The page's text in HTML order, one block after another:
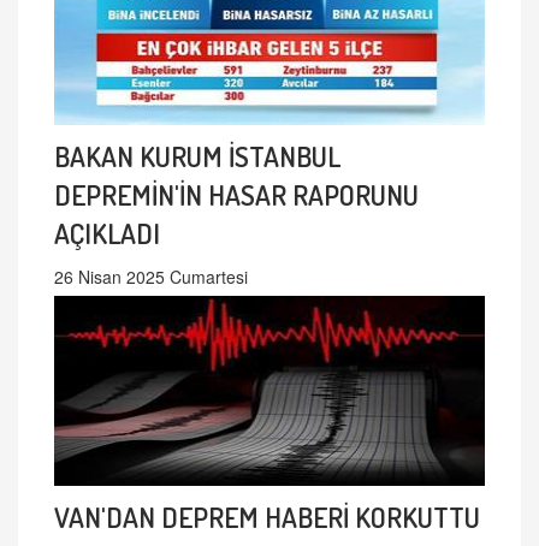
BAKAN KURUM İSTANBUL
DEPREMİN'İN HASAR RAPORUNU
AÇIKLADI
26 Nisan 2025 Cumartesi
VAN'DAN DEPREM HABERİ KORKUTTU